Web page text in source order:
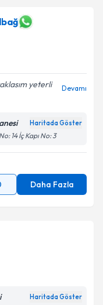
yeterli
Devamı
Haritada Göster
14 İç Kapı No: 3
Daha Fazla
Haritada Göster